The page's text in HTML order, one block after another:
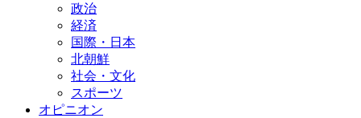
政治
経済
国際・日本
北朝鮮
社会・文化
スポーツ
オピニオン